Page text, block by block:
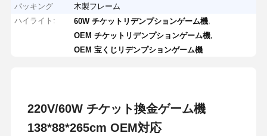
パッキング
木製フレーム
ハイライト:
60W チケットリデンプションゲーム機
OEM チケットリデンプションゲーム機
OEM 宝くじリデンプションゲーム機
220V/60W チケット換金ゲーム機
138*88*265cm OEM対応